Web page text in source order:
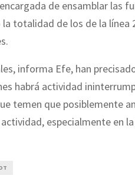
de ensamblar las
totalidad de los de la línea
informa Efe, han
habrá actividad
temen que posiblemente
especialmente en